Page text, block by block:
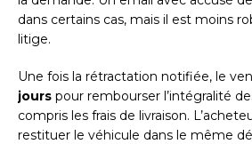
dans certains cas, mais il est moins
litige.
Une fois la rétractation notifiée, le
jours pour rembourser l’intégralité
compris les frais de livraison.
restituer le véhicule dans le même